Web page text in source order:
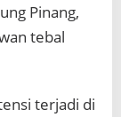
Pinang,
tebal
terjadi di